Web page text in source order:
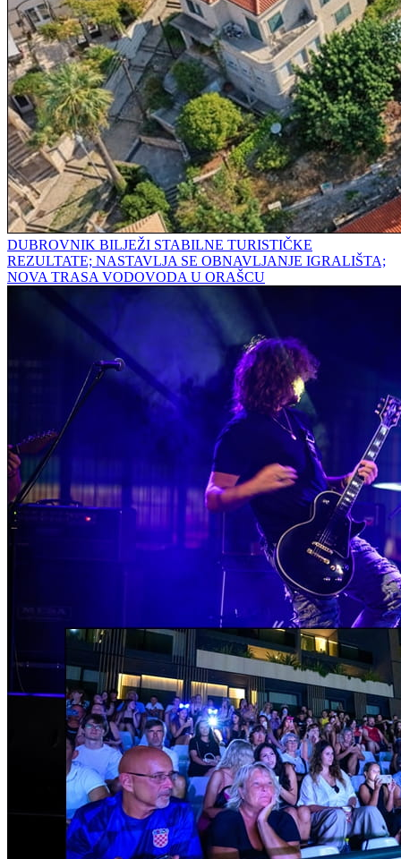
DUBROVNIK BILJEŽI STABILNE TURISTIČKE
REZULTATE; NASTAVLJA SE OBNAVLJANJE IGRALIŠTA;
NOVA TRASA VODOVODA U ORAŠCU